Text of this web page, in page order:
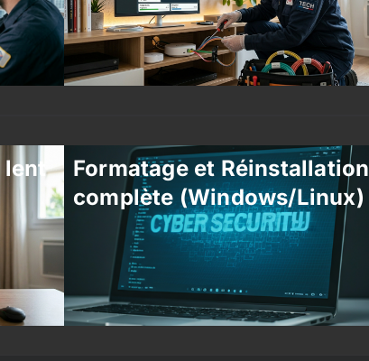
lent
Formatage et Réinstallation
complète (Windows/Linux)